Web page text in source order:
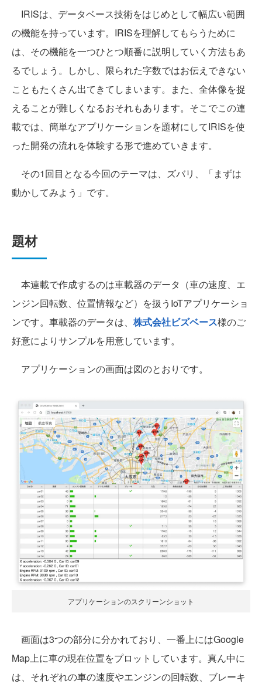
IRISは、データベース技術をはじめとして幅広い範囲
の機能を持っています。IRISを理解してもらうために
は、その機能を一つひとつ順番に説明していく方法もあ
るでしょう。しかし、限られた字数ではお伝えできない
こともたくさん出てきてしまいます。また、全体像を捉
えることが難しくなるおそれもあります。そこでこの連
載では、簡単なアプリケーションを題材にしてIRISを使
った開発の流れを体験する形で進めていきます。
その1回目となる今回のテーマは、ズバリ、「まずは
動かしてみよう」です。
題材
本連載で作成するのは車載器のデータ（車の速度、エ
ンジン回転数、位置情報など）を扱うIoTアプリケーショ
ンです。車載器のデータは、 株式会社ビズベース様のご
好意によりサンプルを用意しています。
アプリケーションの画面は図のとおりです。
アプリケーションのスクリーンショット
画面は3つの部分に分かれており、一番上にはGoogle
Map上に車の現在位置をプロットしています。真ん中に
は、それぞれの車の速度やエンジンの回転数、ブレーキ